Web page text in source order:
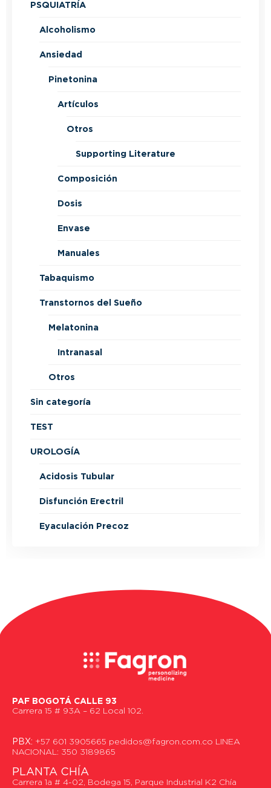
PSQUIATRÍA
Alcoholismo
Ansiedad
Pinetonina
Artículos
Otros
Supporting Literature
Composición
Dosis
Envase
Manuales
Tabaquismo
Transtornos del Sueño
Melatonina
Intranasal
Otros
Sin categoría
TEST
UROLOGÍA
Acidosis Tubular
Disfunción Erectril
Eyaculación Precoz
PAF BOGOTÁ CALLE 93
Carrera 15 # 93A – 62 Local 102.
PBX: +57 601 3905665 pedidos@fagron.com.co LINEA
NACIONAL: 350 3189865
PLANTA CHÍA
Carrera 1a # 4-02, Bodega 15, Parque Industrial K2 Chía